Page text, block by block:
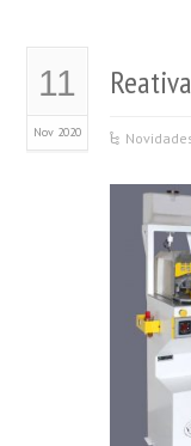
11
Nov 2020